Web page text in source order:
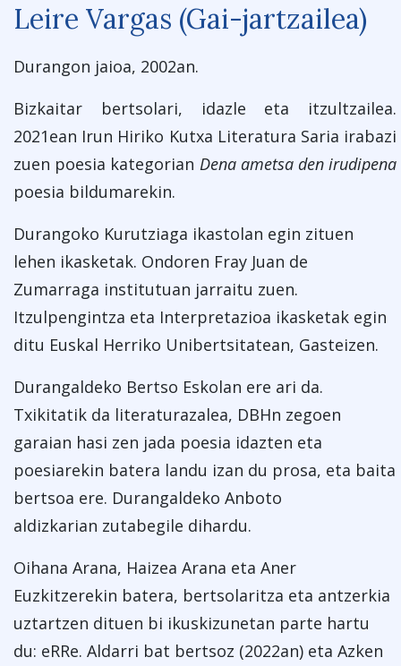
Leire Vargas (Gai-jartzailea)
Durangon jaioa, 2002an.
Bizkaitar bertsolari, idazle eta itzultzailea.
2021ean Irun Hiriko Kutxa Literatura Saria irabazi
zuen poesia kategorian Dena ametsa den irudipena
poesia bildumarekin.
Durangoko Kurutziaga ikastolan egin zituen
lehen ikasketak. Ondoren Fray Juan de
Zumarraga institutuan jarraitu zuen.
Itzulpengintza eta Interpretazioa ikasketak egin
ditu Euskal Herriko Unibertsitatean, Gasteizen.
Durangaldeko Bertso Eskolan ere ari da.
Txikitatik da literaturazalea, DBHn zegoen
garaian hasi zen jada poesia idazten eta
poesiarekin batera landu izan du prosa, eta baita
bertsoa ere. Durangaldeko Anboto
aldizkarian zutabegile dihardu.
Oihana Arana, Haizea Arana eta Aner
Euzkitzerekin batera, bertsolaritza eta antzerkia
uztartzen dituen bi ikuskizunetan parte hartu
du: eRRe. Aldarri bat bertsoz (2022an) eta Azken